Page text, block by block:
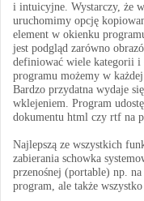
i intuicyjne. Wystarczy, że
uruchomimy opcję
element w okienku
jest podgląd zarówno
definiować wiele kategorii i
programu możemy w
Bardzo przydatna wydaje
wklejeniem. Program
dokumentu html czy rtf na
Najlepszą ze wszystkich
zabierania schowka
przenośnej (portable) np.
program, ale także